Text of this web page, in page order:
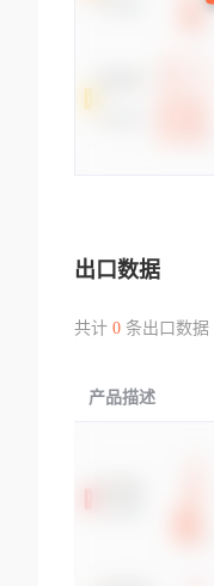
出口数据
共计 0条出口数据
产品描述